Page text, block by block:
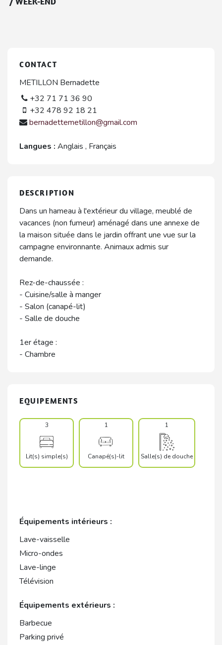
CONTACT
METILLON Bernadette
+32 71 71 36 90
+32 478 92 18 21
bernadettemetillon@gmail.com
Langues : Anglais , Français
DESCRIPTION
Dans un hameau à l'extérieur du village, meublé de
vacances (non fumeur) aménagé dans une annexe de
la maison située dans le jardin offrant une vue sur la
campagne environnante. Animaux admis sur
demande.
Rez-de-chaussée :
- Cuisine/salle à manger
- Salon (canapé-lit)
- Salle de douche
1er étage :
- Chambre
EQUIPEMENTS
3
Lit(s) simple(s)
1
Canapé(s)-lit
1
Salle(s) de douche
Équipements intérieurs :
Lave-vaisselle
Micro-ondes
Lave-linge
Télévision
Équipements extérieurs :
Barbecue
Parking privé